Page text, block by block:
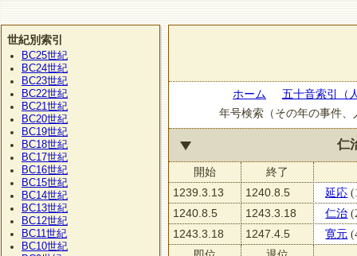
ホーム
五十音索引（
年号検索（その年の事件
仁
開始
終了
1239.3.13
1240.8.5 延応
1240.8.5
1243.3.18 仁治
1243.3.18
1247.4.5 寛元
世紀別索引
BC25世紀
BC24世紀
BC23世紀
BC22世紀
BC21世紀
BC20世紀
BC19世紀
BC18世紀
BC17世紀
BC16世紀
BC15世紀
BC14世紀
BC13世紀
BC12世紀
BC11世紀
BC10世紀